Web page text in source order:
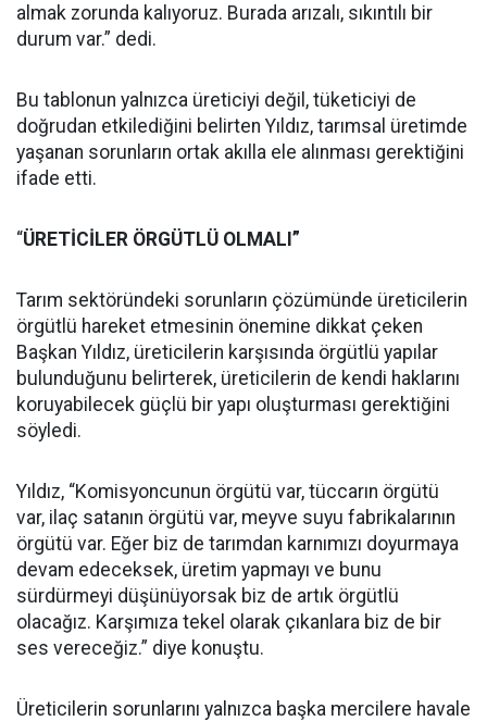
almak zorunda kalıyoruz. Burada arızalı, sıkıntılı bir
durum var.” dedi.
Bu tablonun yalnızca üreticiyi değil, tüketiciyi de
doğrudan etkilediğini belirten Yıldız, tarımsal üretimde
yaşanan sorunların ortak akılla ele alınması gerektiğini
ifade etti.
“ÜRETİCİLER ÖRGÜTLÜ OLMALI”
Tarım sektöründeki sorunların çözümünde üreticilerin
örgütlü hareket etmesinin önemine dikkat çeken
Başkan Yıldız, üreticilerin karşısında örgütlü yapılar
bulunduğunu belirterek, üreticilerin de kendi haklarını
koruyabilecek güçlü bir yapı oluşturması gerektiğini
söyledi.
Yıldız, “Komisyoncunun örgütü var, tüccarın örgütü
var, ilaç satanın örgütü var, meyve suyu fabrikalarının
örgütü var. Eğer biz de tarımdan karnımızı doyurmaya
devam edeceksek, üretim yapmayı ve bunu
sürdürmeyi düşünüyorsak biz de artık örgütlü
olacağız. Karşımıza tekel olarak çıkanlara biz de bir
ses vereceğiz.” diye konuştu.
Üreticilerin sorunlarını yalnızca başka mercilere havale